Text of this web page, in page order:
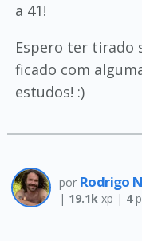
a 41!
Espero ter tirado
ficado com
estudos! :)
por Rodrigo
| 19.1kxp | 4